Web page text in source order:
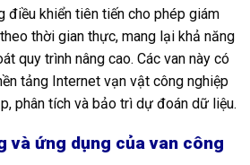
điều khiển tiên tiến cho phép giám
thời gian thực, mang lại khả năng
quy trình nâng cao. Các van này có
tảng Internet vạn vật công nghiệp
phân tích và bảo trì dự đoán dữ liệu.
và ứng dụng của van công